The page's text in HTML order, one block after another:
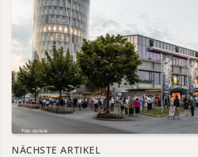
NÄCHSTE ARTIKEL